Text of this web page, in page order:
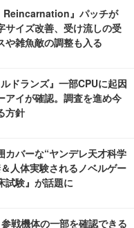
』パッチが
イズ改善、受け流しの受
や雑魚敵の調整も入る
ドランズ』一部CPUに起因
アイが確認。調査を進め今
方針
カバーな“ヤンデレ天才科学
人体実験されるノベルゲー
試験』が話題に
戦機体の一部を確認できる